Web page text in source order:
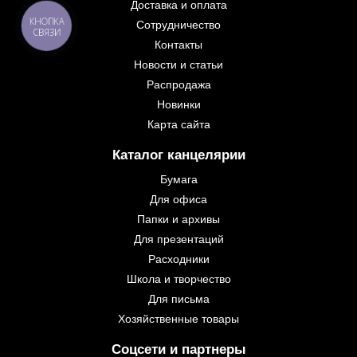
Доставка и оплата
Сотрудничество
Контакты
Новости и статьи
Распродажа
Новинки
Карта сайта
Каталог канцелярии
Бумага
Для офиса
Папки и архивы
Для презентаций
Расходники
Школа и творчество
Для письма
Хозяйственные товары
Соцсети и партнеры
КНОПКА
СВЯЗИ